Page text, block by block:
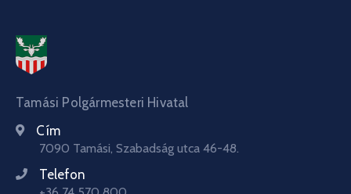
Tamási Polgármesteri Hivatal
Cím
7090 Tamási, Szabadság utca 46-48.
Telefon